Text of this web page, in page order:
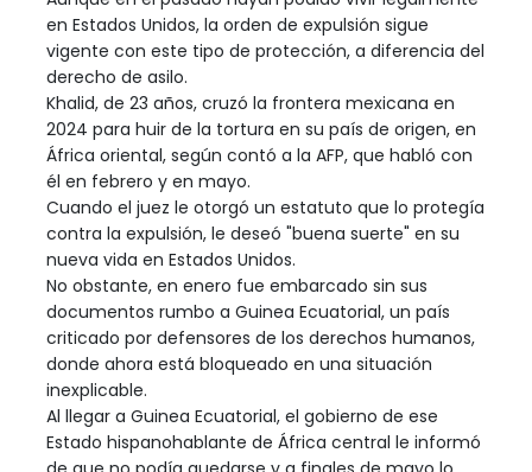
en Estados Unidos, la orden de expulsión sigue
vigente con este tipo de protección, a diferencia del
derecho de asilo.
Khalid, de 23 años, cruzó la frontera mexicana en
2024 para huir de la tortura en su país de origen, en
África oriental, según contó a la AFP, que habló con
él en febrero y en mayo.
Cuando el juez le otorgó un estatuto que lo protegía
contra la expulsión, le deseó "buena suerte" en su
nueva vida en Estados Unidos.
No obstante, en enero fue embarcado sin sus
documentos rumbo a Guinea Ecuatorial, un país
criticado por defensores de los derechos humanos,
donde ahora está bloqueado en una situación
inexplicable.
Al llegar a Guinea Ecuatorial, el gobierno de ese
Estado hispanohablante de África central le informó